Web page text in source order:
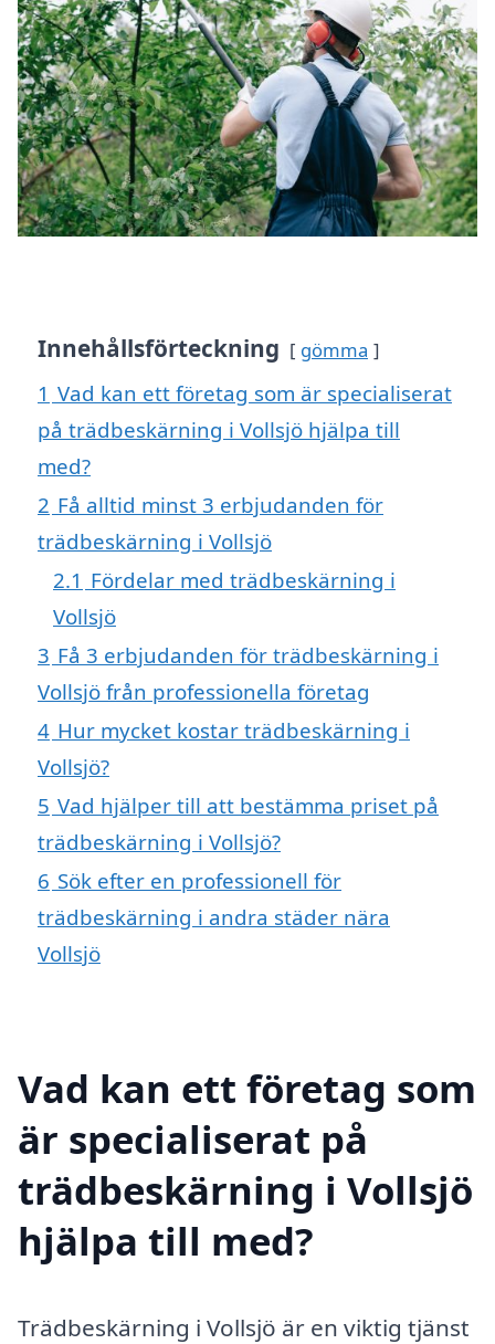
Innehållsförteckning gömma
1 Vad kan ett företag som är specialiserat
på trädbeskärning i Vollsjö hjälpa till
med?
2 Få alltid minst 3 erbjudanden för
trädbeskärning i Vollsjö
2.1 Fördelar med trädbeskärning i
Vollsjö
3 Få 3 erbjudanden för trädbeskärning i
Vollsjö från professionella företag
4 Hur mycket kostar trädbeskärning i
Vollsjö?
5 Vad hjälper till att bestämma priset på
trädbeskärning i Vollsjö?
6 Sök efter en professionell för
trädbeskärning i andra städer nära
Vollsjö
Vad kan ett företag som
är specialiserat på
trädbeskärning i Vollsjö
hjälpa till med?
Trädbeskärning i Vollsjö är en viktig tjänst